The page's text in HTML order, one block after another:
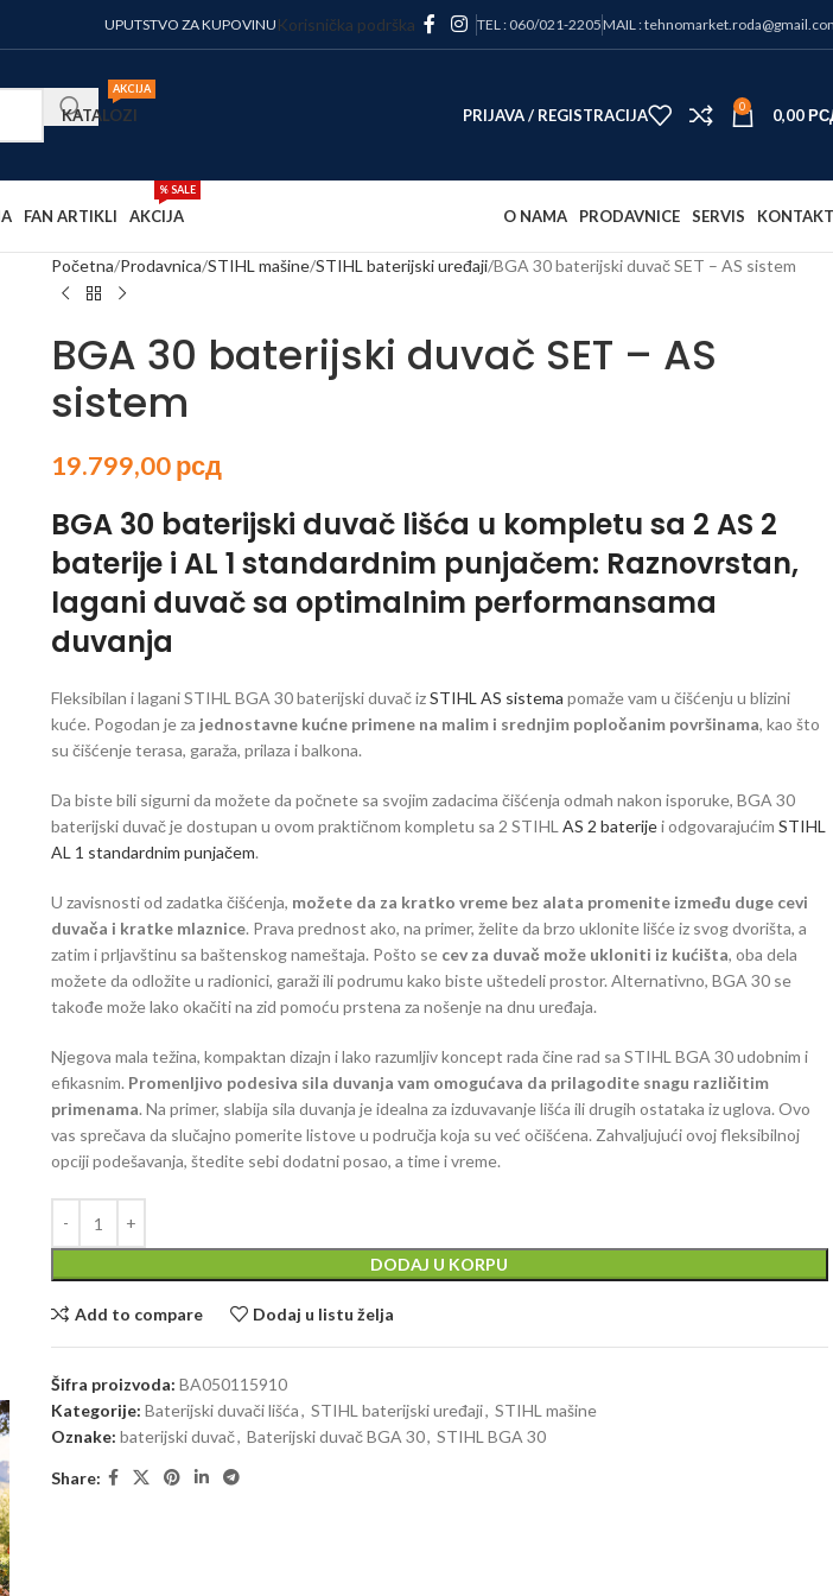
UPUTSTVO ZA KUPOVINU Korisnička podrška TEL : 060/021-2205MAIL :
KATALOZI
AKCIJA
PRIJAVA / REGISTRACIJA 0 0,00
FAN ARTIKLI AKCIJA
% SALE
O NAMA PRODAVNICE SERVIS KONTAKT
Početna Prodavnica STIHL mašine STIHL baterijski uređaji BGA 30 baterijski duvač SET – AS sistem
BGA 30 baterijski duvač SET – AS
sistem
19.799,00рсд
BGA 30 baterijski duvač lišća u kompletu sa 2 AS 2
baterije i AL 1 standardnim punjačem: Raznovrstan,
lagani duvač sa optimalnim performansama
duvanja
Fleksibilan i lagani STIHL BGA 30 baterijski duvač izSTIHL AS sistema pomaže vam u čišćenju u blizini
kuće. Pogodan je za jednostavne kućne primene na malim i srednjim popločanim površinama, kao što
su čišćenje terasa, garaža, prilaza i balkona.
Da biste bili sigurni da možete da počnete sa svojim zadacima čišćenja odmah nakon isporuke, BGA 30
baterijski duvač je dostupan u ovom praktičnom kompletu sa 2 STIHL AS 2 baterijei odgovarajućim STIHL
AL 1 standardnim punjačem.
U zavisnosti od zadatka čišćenja, možete da za kratko vreme bez alata promenite između duge cevi
duvača i kratke mlaznice. Prava prednost ako, na primer, želite da brzo uklonite lišće iz svog dvorišta, a
zatim i prljavštinu sa baštenskog nameštaja. Pošto secev za duvač može ukloniti iz kućišta, oba dela
možete da odložite u radionici, garaži ili podrumu kako biste uštedeli prostor. Alternativno, BGA 30 se
takođe može lako okačiti na zid pomoću prstena za nošenje na dnu uređaja.
Njegova mala težina, kompaktan dizajn i lako razumljiv koncept rada čine rad sa STIHL BGA 30 udobnim i
efikasnim. Promenljivo podesiva sila duvanja vam omogućava da prilagodite snagu različitim
primenama. Na primer, slabija sila duvanja je idealna za izduvavanje lišća ili drugih ostataka iz uglova. Ovo
vas sprečava da slučajno pomerite listove u područja koja su već očišćena. Zahvaljujući ovoj fleksibilnoj
opciji podešavanja, štedite sebi dodatni posao, a time i vreme.
DODAJ U KORPU
Add to compare Dodaj u listu želja
Šifra proizvoda: BA050115910
Kategorije: Baterijski duvači lišća, STIHL baterijski uređaji, STIHL mašine
Oznake: baterijski duvač, Baterijski duvač BGA 30, STIHL BGA 30
Share: